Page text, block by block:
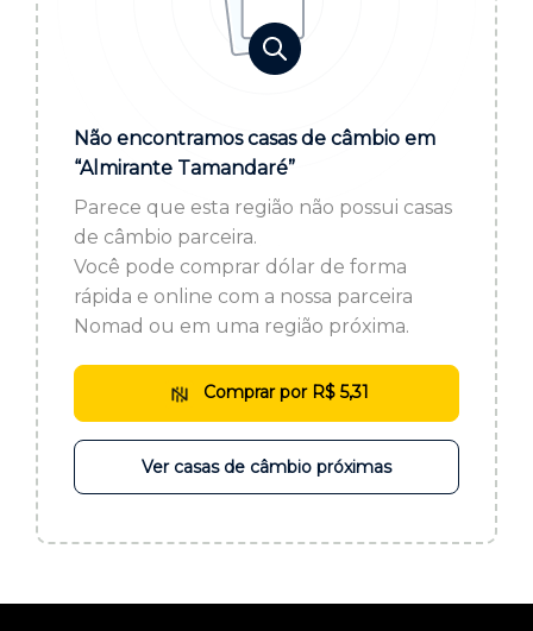
BROKER DE OFERTAS
ou cadastre-se se ainda não tem registro:
CADASTRE-SE
Não encontramos casas de câmbio em
“Almirante Tamandaré”
Parece que esta região não possui casas
de câmbio parceira.
Você pode comprar dólar de forma
rápida e online com a nossa parceira
Nomad ou em uma região próxima.
Comprar por R$ 5,31
Ver casas de câmbio próximas